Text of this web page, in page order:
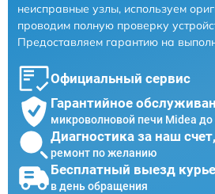
неисправные узлы, используем
проводим полную проверку
Предоставляем гарантию на
Официальный сервис
Гарантийное
микроволновой печи Midea до
Диагностика за наш счет,
ремонт по желанию
Бесплатный выезд
в день обращения